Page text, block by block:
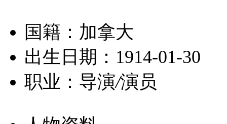
国籍：加拿大
出生日期：1914-01-30
职业：导演/演员